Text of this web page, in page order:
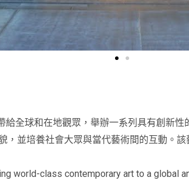
給全球和在地觀眾，舉辦一系列具有創新
，並培養社會大眾與當代藝術間的互動。
world-class contemporary art to a global